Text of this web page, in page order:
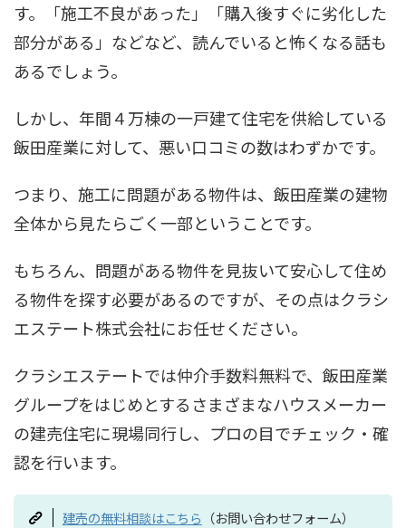
す。「施工不良があった」「購入後すぐに劣化した
部分がある」などなど、読んでいると怖くなる話も
あるでしょう。
しかし、年間４万棟の一戸建て住宅を供給している
飯田産業に対して、悪い口コミの数はわずかです。
つまり、施工に問題がある物件は、飯田産業の建物
全体から見たらごく一部ということです。
もちろん、問題がある物件を見抜いて安心して住め
る物件を探す必要があるのですが、その点はクラシ
エステート株式会社にお任せください。
クラシエステートでは仲介手数料無料で、飯田産業
グループをはじめとするさまざまなハウスメーカー
の建売住宅に現場同行し、プロの目でチェック・確
認を行います。
建売の無料相談はこちら （お問い合わせフォーム）